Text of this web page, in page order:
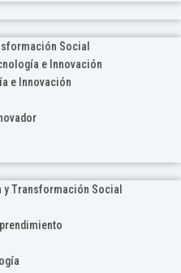
Social
e Innovación
e Innovación
Transformación Social